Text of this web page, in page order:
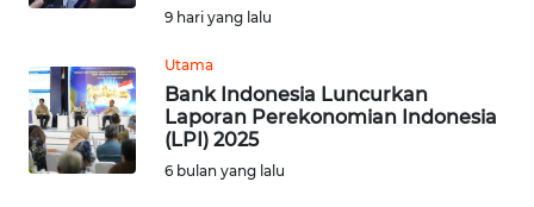
9 hari yang lalu
Utama
Bank Indonesia Luncurkan
Laporan Perekonomian Indonesia
(LPI) 2025
6 bulan yang lalu
BERITA
KONTAK
KAMI